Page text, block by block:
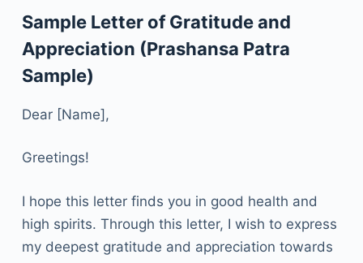
Sample Letter of Gratitude and
Appreciation (Prashansa Patra
Sample)
Dear [Name],
Greetings!
I hope this letter finds you in good health and
high spirits. Through this letter, I wish to express
my deepest gratitude and appreciation towards